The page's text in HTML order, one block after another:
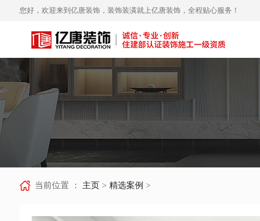
您好，欢迎来到亿唐装饰，装饰装潢就上亿唐装饰，全程贴心服务！
当前位置 ： 主页 > 精选案例 >